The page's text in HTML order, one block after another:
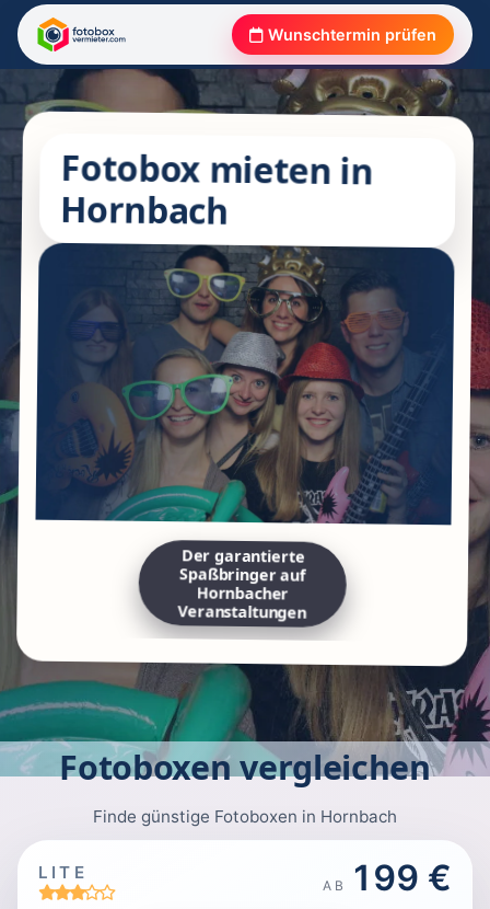
Wunschtermin prüfen
Fotobox mieten in
Hornbach
Der garantierte
Spaßbringer auf
Hornbacher
Veranstaltungen
Fotoboxen vergleichen
Finde günstige Fotoboxen in Hornbach
LITE
AB 199 €